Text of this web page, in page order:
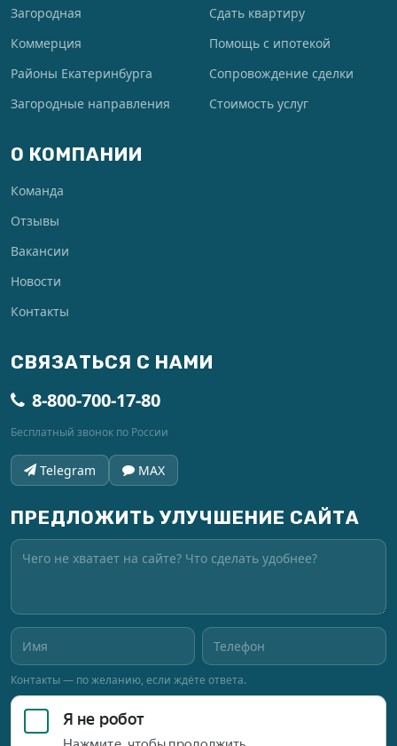
Загородная
Коммерция
Районы Екатеринбурга
Загородные направления
Сдать квартиру
Помощь с ипотекой
Сопровождение сделки
Стоимость услуг
О КОМПАНИИ
Команда
Отзывы
Вакансии
Новости
Контакты
СВЯЗАТЬСЯ С НАМИ
8-800-700-17-80
Бесплатный звонок по России
Telegram MAX
ПРЕДЛОЖИТЬ УЛУЧШЕНИЕ САЙТА
Контакты — по желанию, если ждёте ответа.